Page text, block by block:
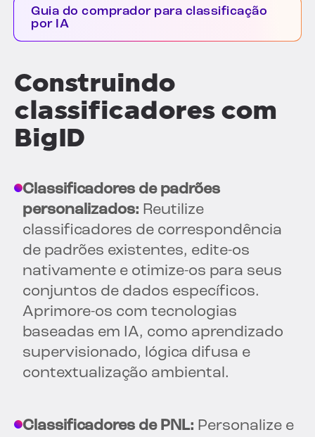
Guia do comprador para classificação
por IA
Construindo
classificadores com
BigID
Classificadores de padrões
personalizados: Reutilize
classificadores de correspondência
de padrões existentes, edite-os
nativamente e otimize-os para seus
conjuntos de dados específicos.
Aprimore-os com tecnologias
baseadas em IA, como aprendizado
supervisionado, lógica difusa e
contextualização ambiental.
Classificadores de PNL: Personalize e